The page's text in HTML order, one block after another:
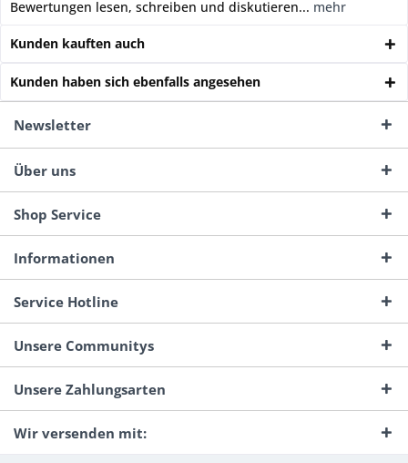
Bewertungen lesen, schreiben und diskutieren... mehr
Kunden kauften auch
Kunden haben sich ebenfalls angesehen
Newsletter
Über uns
Shop Service
Informationen
Service Hotline
Unsere Communitys
Unsere Zahlungsarten
Wir versenden mit: